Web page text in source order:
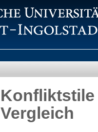
Vergleich